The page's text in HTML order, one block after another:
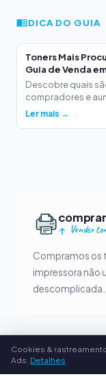
DICA DO GUIA
Toners Mais
Guia de Venda
Descobre quais
compradores e
Ler mais →
Vender
Compramos os
impressora não
descomplicada.
ENVIO
Cookies &
Ads. Detalhes